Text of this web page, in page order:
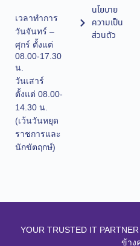
เวลาทำการ
วันจันทร์ –
ศุกร์ ตั้งแต่
08.00-17.30
น.
วันเสาร์
ตั้งแต่ 08.00-
14.30 น.
(เว้นวันหยุด
ราชการและ
นักขัตฤกษ์)
นโยบาย
ความเป็น
ส่วนตัว
YOUR TRUSTED IT
ข้าง